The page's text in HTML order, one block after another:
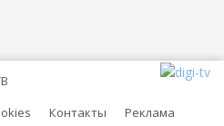
Контакты Реклама